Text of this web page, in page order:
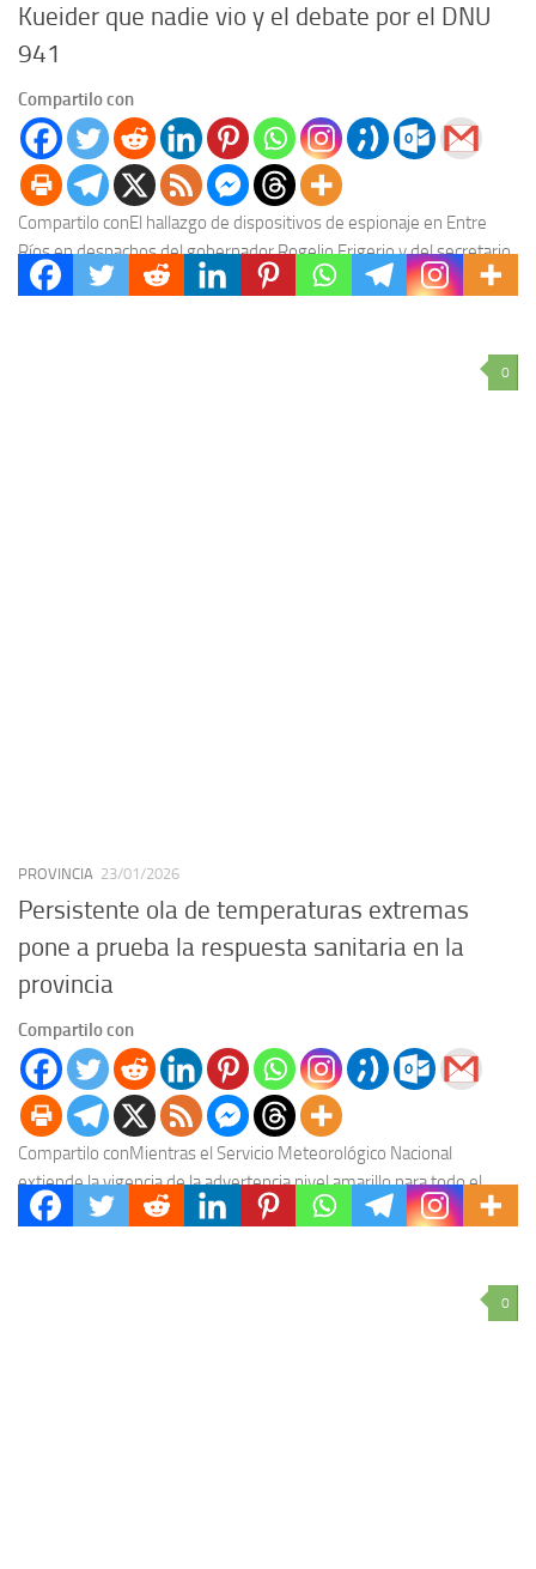
Kueider que nadie vio y el debate por el DNU
941
Compartilo con
Compartilo conEl hallazgo de dispositivos de espionaje en Entre
Ríos en despachos del gobernador Rogelio Frigerio y del secretario
General de la Gobernación, Mauricio Colello,...
0
PROVINCIA 23/01/2026
Persistente ola de temperaturas extremas
pone a prueba la respuesta sanitaria en la
provincia
Compartilo con
Compartilo conMientras el Servicio Meteorológico Nacional
extiende la vigencia de la advertencia nivel amarillo para todo el
territorio provincial, las autoridades locales instan a extremar...
0